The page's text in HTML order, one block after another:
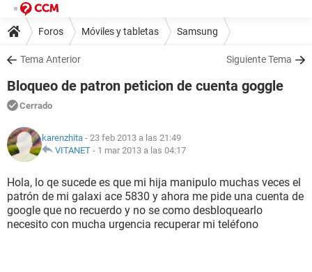
Foros Móviles y tabletas Samsung
Tema Anterior Siguiente Tema
Bloqueo de patron peticion de cuenta goggle
Cerrado
karenzhita - 23 feb 2013 a las 21:49
VITANET - 1 mar 2013 a las 04:17
Hola, lo qe sucede es que mi hija manipulo muchas veces el
patrón de mi galaxi ace 5830 y ahora me pide una cuenta de
google que no recuerdo y no se como desbloquearlo
necesito con mucha urgencia recuperar mi teléfono